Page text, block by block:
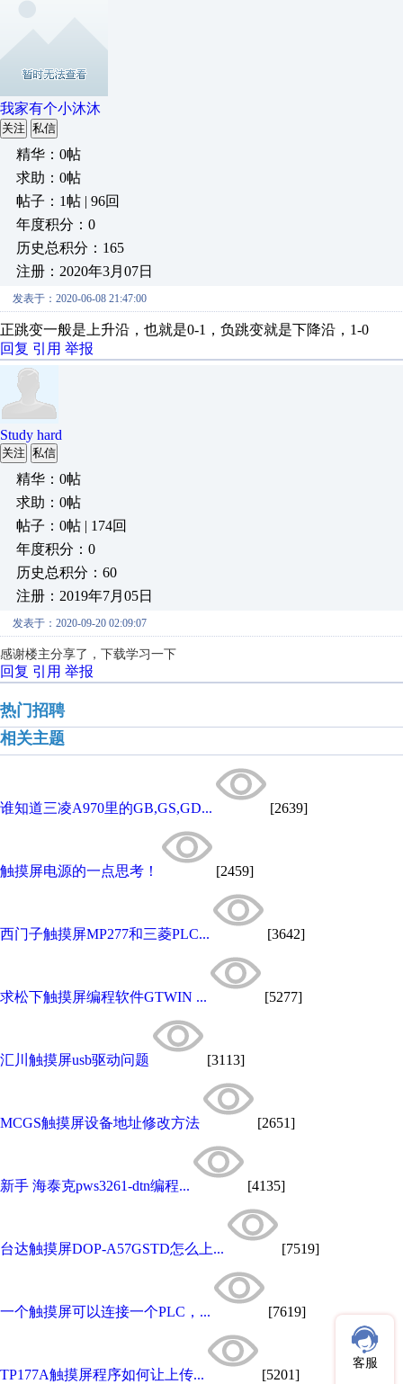
我家有个小沐沐
关注 私信
精华：0帖
求助：0帖
帖子：1帖 | 96回
年度积分：0
历史总积分：165
注册：2020年3月07日
发表于：2020-06-08 21:47:00
正跳变一般是上升沿，也就是0-1，负跳变就是下降沿，1-0
回复 引用 举报
Study hard
关注 私信
精华：0帖
求助：0帖
帖子：0帖 | 174回
年度积分：0
历史总积分：60
注册：2019年7月05日
发表于：2020-09-20 02:09:07
感谢楼主分享了，下载学习一下
回复 引用 举报
热门招聘
相关主题
谁知道三凌A970里的GB,GS,GD... [2639]
触摸屏电源的一点思考！ [2459]
西门子触摸屏MP277和三菱PLC... [3642]
求松下触摸屏编程软件GTWIN ... [5277]
汇川触摸屏usb驱动问题 [3113]
MCGS触摸屏设备地址修改方法 [2651]
新手 海泰克pws3261-dtn编程... [4135]
台达触摸屏DOP-A57GSTD怎么上... [7519]
一个触摸屏可以连接一个PLC，... [7619]
TP177A触摸屏程序如何让上传... [5201]
客服